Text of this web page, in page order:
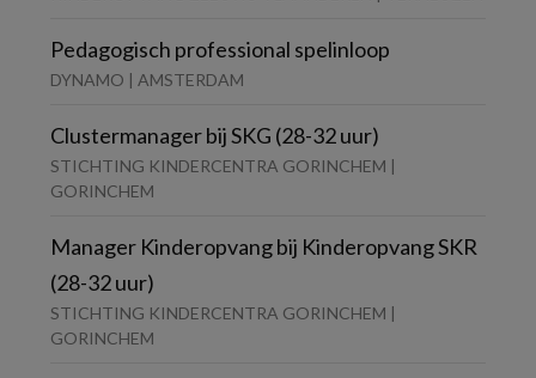
Pedagogisch professional spelinloop
DYNAMO | AMSTERDAM
Clustermanager bij SKG (28-32 uur)
STICHTING KINDERCENTRA GORINCHEM |
GORINCHEM
Manager Kinderopvang bij Kinderopvang SKR
(28-32 uur)
STICHTING KINDERCENTRA GORINCHEM |
GORINCHEM